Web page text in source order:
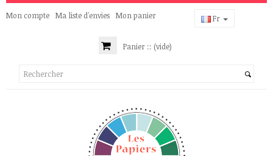
Fr
Mon compte Ma liste d'envies Mon panier
Panier :: (vide)